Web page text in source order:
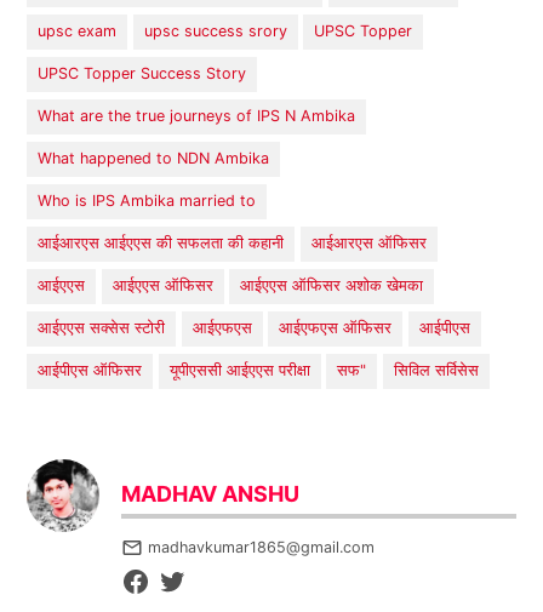
upsc exam upsc success srory UPSC Topper
UPSC Topper Success Story
What are the true journeys of IPS N Ambika
What happened to NDN Ambika
Who is IPS Ambika married to
आईआरएस आईएएस की सफलता की कहानी आईआरएस ऑफिसर
आईएएस आईएएस ऑफिसर आईएएस ऑफिसर अशोक खेमका
आईएएस सक्सेस स्टोरी आईएफएस आईएफएस ऑफिसर आईपीएस
आईपीएस ऑफिसर यूपीएससी आईएएस परीक्षा सफ" सिविल सर्विसेस
MADHAV ANSHU
madhavkumar1865@gmail.com